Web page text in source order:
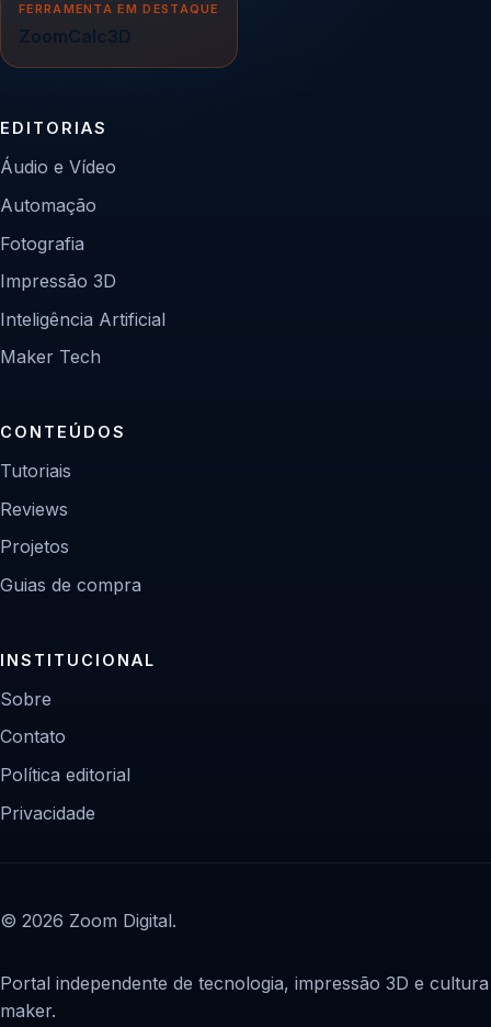
FERRAMENTA EM DESTAQUE
ZoomCalc3D
EDITORIAS
Áudio e Vídeo
Automação
Fotografia
Impressão 3D
Inteligência Artificial
Maker Tech
CONTEÚDOS
Tutoriais
Reviews
Projetos
Guias de compra
INSTITUCIONAL
Sobre
Contato
Política editorial
Privacidade
© 2026 Zoom Digital.
Portal independente de tecnologia, impressão 3D e cultura
maker.